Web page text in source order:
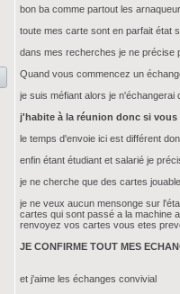
bon ba comme partout les
toute mes carte sont en parfait état
dans mes recherches je ne précise
Quand vous commencez un
je suis méfiant alors je
j'habite à la réunion donc si
le temps d'envoie ici est différent
enfin étant étudiant et salarié je
je ne cherche que des cartes
je ne veux aucun mensonge sur
cartes qui sont passé a la machine
renvoyez vos cartes vous etes
JE CONFIRME TOUT MES
et j'aime les échanges convivial